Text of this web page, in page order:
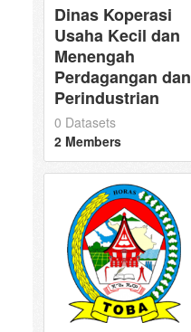
Dinas Koperasi
Usaha Kecil dan
Menengah
Perdagangan dan
Perindustrian
0 Datasets
2 Members